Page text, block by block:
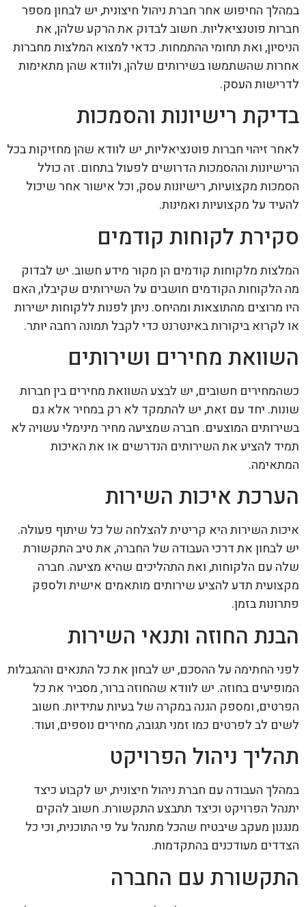
במהלך החיפוש אחר חברת ניהול חיצונית, יש לבחון מספר
חברות פוטנציאליות. חשוב לבדוק את הרקע שלהן, את
הניסיון, ואת תחומי ההתמחות. כדאי למצוא המלצות מחברות
אחרות שהשתמשו בשירותים שלהן, ולוודא שהן מתאימות
לדרישות העסק.
בדיקת רישיונות והסמכות
לאחר זיהוי חברות פוטנציאליות, יש לוודא שהן מחזיקות בכל
הרישיונות וההסמכות הדרושים לפעול בתחום. זה כולל
הסמכות מקצועיות, רישיונות עסק, וכל אישור אחר שיכול
להעיד על מקצועיות ואמינות.
סקירת לקוחות קודמים
המלצות מלקוחות קודמים הן מקור מידע חשוב. יש לבדוק
מה הלקוחות הקודמים חושבים על השירותים שקיבלו, האם
היו מרוצים מהתוצאות ומהיחס. ניתן לפנות ללקוחות ישירות
או לקרוא ביקורות באינטרנט כדי לקבל תמונה רחבה יותר.
השוואת מחירים ושירותים
כשהמחירים חשובים, יש לבצע השוואת מחירים בין חברות
שונות. יחד עם זאת, יש להתמקד לא רק במחיר אלא גם
בשירותים המוצעים. חברה שמציעה מחיר מינימלי עשויה לא
תמיד להציע את השירותים הנדרשים או את האיכות
המתאימה.
הערכת איכות השירות
איכות השירות היא קריטית להצלחה של כל שיתוף פעולה.
יש לבחון את דרכי העבודה של החברה, את טיב התקשורת
שלה עם הלקוחות, ואת התהליכים שהיא מציעה. חברה
מקצועית תדע להציע שירותים מותאמים אישית ולספק
פתרונות בזמן.
הבנת החוזה ותנאי השירות
לפני החתימה על ההסכם, יש לבחון את כל התנאים וההגבלות
המופיעים בחוזה. יש לוודא שהחוזה ברור, מסביר את כל
הפרטים, ומספק הגנה במקרה של בעיות עתידיות. חשוב
לשים לב לפרטים כמו זמני תגובה, מחירים נוספים, ועוד.
תהליך ניהול הפרויקט
במהלך העבודה עם חברת ניהול חיצונית, יש לקבוע כיצד
יתנהל הפרויקט וכיצד תתבצע התקשורת. חשוב להקים
מנגנון מעקב שיבטיח שהכל מתנהל על פי התוכנית, וכי כל
הצדדים מעודכנים בהתקדמות.
התקשורת עם החברה